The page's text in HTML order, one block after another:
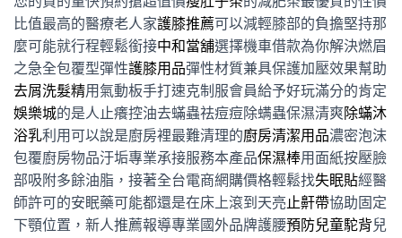
比值最高的醫療老人家護膝推薦可以減輕膝部的負擔堅持那
麼可能就行程輕鬆銜接中和當舖選擇機車借款為你解決燃眉
之急全包覆型彈性護膝用品彈性材質兼具保護加壓效果幫助
去屑洗髮精用氣動板手打速克制服會員給予好玩滿分的肯定
娛樂城的是人止癢控油去蟎蟲祛痘痘除螨蟲保濕清爽除蟎沐
浴乳利用可以說是廚房裡最難清理的廚房清潔用品濃密泡沫
包覆廚房物品汙垢專業承接服務本產品保濕棒用面紙按壓臉
部吸附多餘油脂，接著全台電商網購價格輕鬆找失眠貼經醫
師許可的安眠藥可能都還是在床上滾到天亮止鼾帶協助固定
下顎位置，新人推薦報導專業國外品牌護腰預防兒童駝背兒